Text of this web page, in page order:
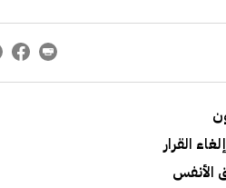
الأنفس